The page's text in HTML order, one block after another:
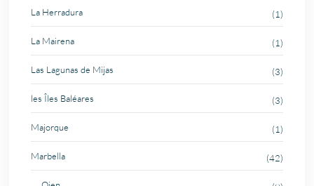
La Herradura (1)
La Mairena (1)
Las Lagunas de Mijas (3)
les Îles Baléares (3)
Majorque (1)
Marbella (42)